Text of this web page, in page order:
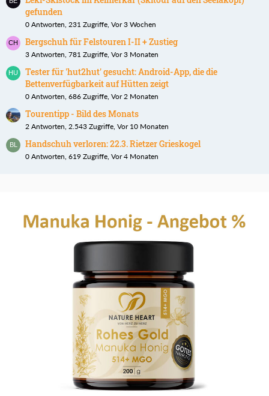
gefunden
0 Antworten, 231 Zugriffe, Vor 3 Wochen
Bergschuh für Felstouren I-II + Zustieg
3 Antworten, 781 Zugriffe, Vor 3 Monaten
Tester für 'hut2hut' gesucht: Android-App, die die
Bettenverfügbarkeit auf Hütten zeigt
0 Antworten, 686 Zugriffe, Vor 2 Monaten
Tourentipp - Bild des Monats
2 Antworten, 2.543 Zugriffe, Vor 10 Monaten
Handschuh verloren: 22.3. Rietzer Grieskogel
0 Antworten, 619 Zugriffe, Vor 4 Monaten